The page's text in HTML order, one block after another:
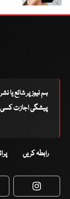
ہم نیوز پر شائع یا
پیشگی اجازت کسی
رابطہ کریں